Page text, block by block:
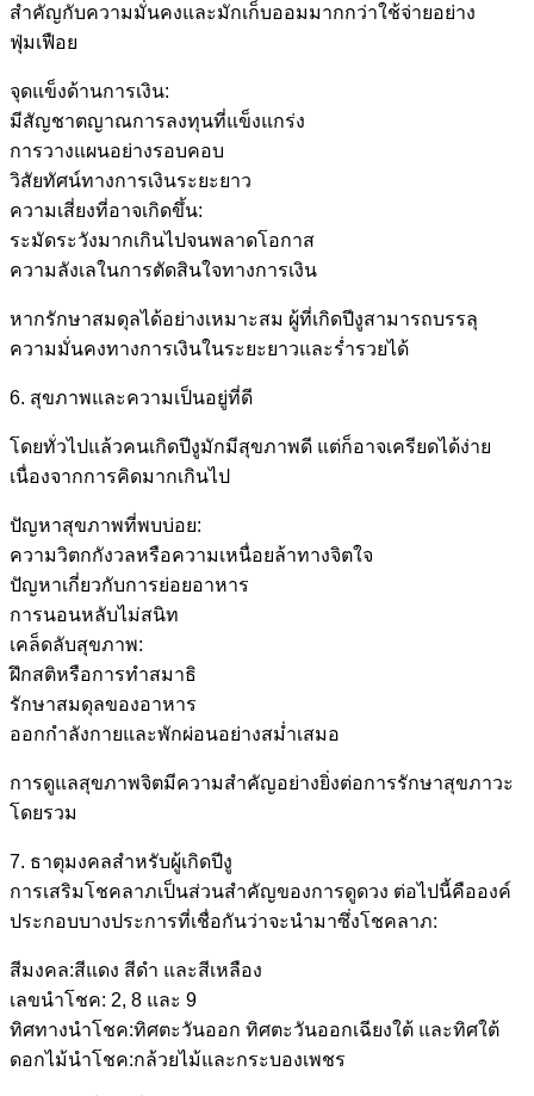
สำคัญกับความมั่นคงและมักเก็บออมมากกว่าใช้จ่ายอย่าง
ฟุ่มเฟือย
จุดแข็งด้านการเงิน:
มีสัญชาตญาณการลงทุนที่แข็งแกร่ง
การวางแผนอย่างรอบคอบ
วิสัยทัศน์ทางการเงินระยะยาว
ความเสี่ยงที่อาจเกิดขึ้น:
ระมัดระวังมากเกินไปจนพลาดโอกาส
ความลังเลในการตัดสินใจทางการเงิน
หากรักษาสมดุลได้อย่างเหมาะสม ผู้ที่เกิดปีงูสามารถบรรลุ
ความมั่นคงทางการเงินในระยะยาวและร่ำรวยได้
6. สุขภาพและความเป็นอยู่ที่ดี
โดยทั่วไปแล้วคนเกิดปีงูมักมีสุขภาพดี แต่ก็อาจเครียดได้ง่าย
เนื่องจากการคิดมากเกินไป
ปัญหาสุขภาพที่พบบ่อย:
ความวิตกกังวลหรือความเหนื่อยล้าทางจิตใจ
ปัญหาเกี่ยวกับการย่อยอาหาร
การนอนหลับไม่สนิท
เคล็ดลับสุขภาพ:
ฝึกสติหรือการทำสมาธิ
รักษาสมดุลของอาหาร
ออกกำลังกายและพักผ่อนอย่างสม่ำเสมอ
การดูแลสุขภาพจิตมีความสำคัญอย่างยิ่งต่อการรักษาสุขภาวะ
โดยรวม
7. ธาตุมงคลสำหรับผู้เกิดปีงู
การเสริมโชคลาภเป็นส่วนสำคัญของการดูดวง ต่อไปนี้คือองค์
ประกอบบางประการที่เชื่อกันว่าจะนำมาซึ่งโชคลาภ:
สีมงคล:สีแดง สีดำ และสีเหลือง
เลขนำโชค: 2, 8 และ 9
ทิศทางนำโชค:ทิศตะวันออก ทิศตะวันออกเฉียงใต้ และทิศใต้
ดอกไม้นำโชค:กล้วยไม้และกระบองเพชร